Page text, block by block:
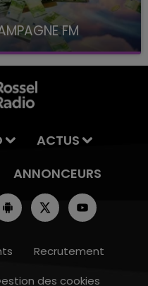
FM
FM, à 8H10
ACTUS
ANNONCEURS
Recrutement
des cookies